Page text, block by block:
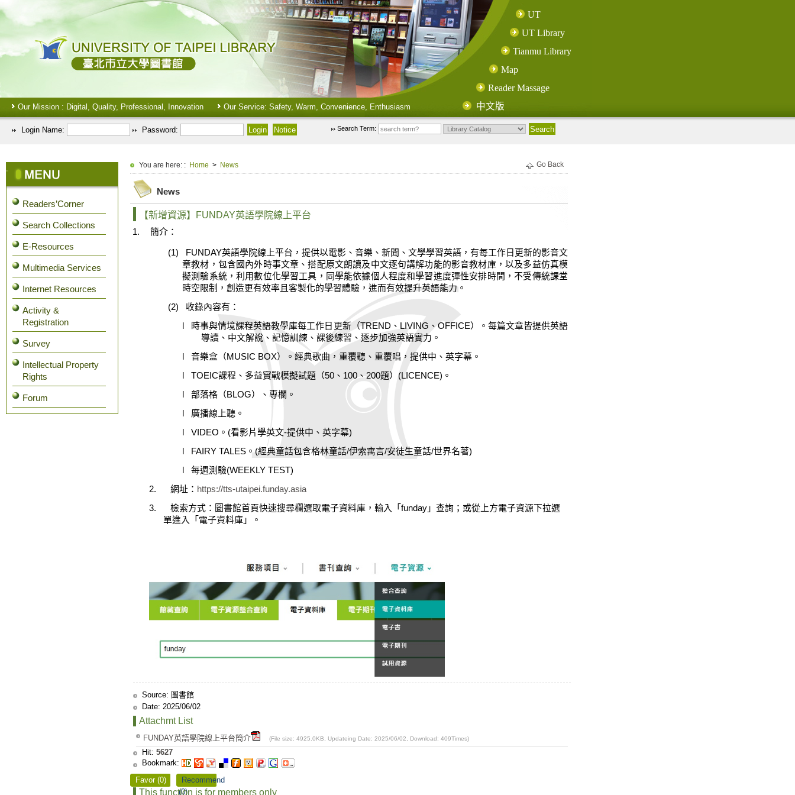
Our Mission : Digital, Quality, Professional, Innovation Our Service: Safety, Warm, Convenience, Enthusiasm
UT
UT Library
Tianmu Library
Map
Reader Massage
中文版
:::
Readers’Corner
Search Collections
E-Resources
Multimedia Services
Internet Resources
Activity &
Registration
Survey
Intellectual Property
Rights
Forum
You are here: : Home > News Go Back
Login Name: Password: Search Term:
News
【新增資源】FUNDAY英語學院線上平台
1.
簡介：
(1) FUNDAY英語學院線上平台，提供以電影、音樂、新聞、文學學習英語，有每工作日更新的影音文
章教材，包含國內外時事文章、搭配原文朗讀及中文逐句講解功能的影音教材庫，以及多益仿真模
擬測驗系統，利用數位化學習工具，同學能依據個人程度和學習進度彈性安排時間，不受傳統課堂
時空限制，創造更有效率且客製化的學習體驗，進而有效提升英語能力。
(2)
收錄內容有：
l
時事與情境課程英語教學庫每工作日更新（TREND 、 LIVING 、 OFFICE）。每篇文章皆提供英語
導讀、中文解說、記憶訓練、課後練習、逐步加強英語實力。
l
音樂盒（MUSIC BOX）。經典歌曲，重覆聽、重覆唱，提供中、英字幕。
l
TOEIC課程、多益實戰模擬試題（50 、 100 、 200題） (LICENCE) 。
l
部落格（BLOG）、專欄。
l
廣播線上聽。
l
VIDEO 。 (看影片學英文-提供中、英字幕)
l
FAIRY TALES 。 (經典童話包含格林童話/伊索寓言/安徒生童話/世界名著)
l
每週測驗(WEEKLY TEST)
2.
網址： https://tts-utaipei.funday.asia
3.
檢索方式：圖書館首頁快速搜尋欄選取電子資料庫，輸入「 funday 」查詢；或從上方電子資源下拉選
單進入「電子資料庫」。
Source: 圖書館
Date: 2025/06/02
Attachmt List
FUNDAY英語學院線上平台簡介 (File size: 4925.0KB, Updateing Date: 2025/06/02, Download: 409Times)
Hit: 5627
Bookmark:
Favor (0)
Recommend
(0)
This function is for members only